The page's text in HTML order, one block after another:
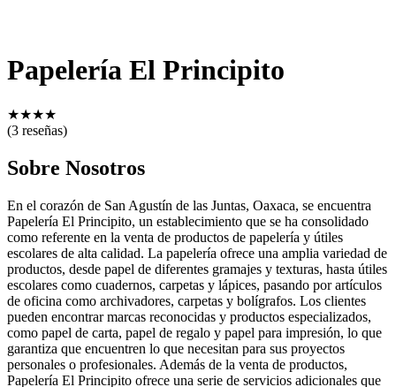
Papelería El Principito
★★★★
(3 reseñas)
Sobre Nosotros
En el corazón de San Agustín de las Juntas, Oaxaca, se encuentra
Papelería El Principito, un establecimiento que se ha consolidado
como referente en la venta de productos de papelería y útiles
escolares de alta calidad. La papelería ofrece una amplia variedad de
productos, desde papel de diferentes gramajes y texturas, hasta útiles
escolares como cuadernos, carpetas y lápices, pasando por artículos
de oficina como archivadores, carpetas y bolígrafos. Los clientes
pueden encontrar marcas reconocidas y productos especializados,
como papel de carta, papel de regalo y papel para impresión, lo que
garantiza que encuentren lo que necesitan para sus proyectos
personales o profesionales. Además de la venta de productos,
Papelería El Principito ofrece una serie de servicios adicionales que